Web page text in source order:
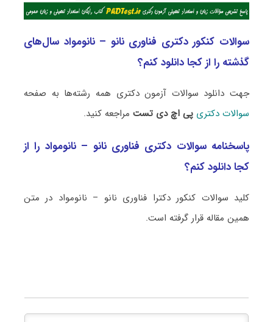
سوالات کنکور دکتری فناوری نانو – نانومواد سال‌های
گذشته را از کجا دانلود کنم؟
جهت دانلود سوالات آزمون دکتری همه رشته‌ها به صفحه
سوالات دکتری پی اچ دی تستمراجعه کنید.
پاسخنامه سوالات دکتری فناوری نانو – نانومواد را از
کجا دانلود کنم؟
کلید سوالات کنکور دکترا فناوری نانو – نانومواد در متن
همین مقاله قرار گرفته است.